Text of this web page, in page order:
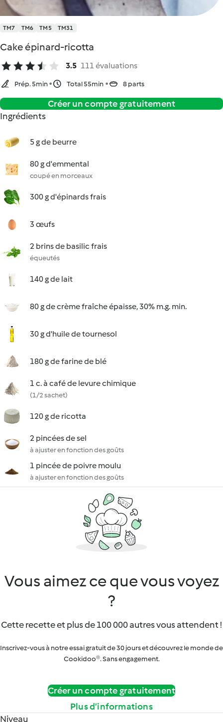
TM7 TM6 TM5 TM31
Cake épinard-ricotta
3.5 111 évaluations
Prép. 5min Total 55min 8 parts
Créer un compte gratuitement
Ingrédients
5 g de beurre
80 g d'emmental
coupé en morceaux
300 g d'épinards frais
3 œufs
2 brins de basilic frais
équeutés
140 g de lait
80 g de crème fraîche épaisse, 30% m.g. min.
30 g d'huile de tournesol
180 g de farine de blé
1 c. à café de levure chimique
(1/2 sachet)
120 g de ricotta
2 pincées de sel
à ajuster en fonction des goûts
1 pincée de poivre moulu
à ajuster en fonction des goûts
Vous aimez ce que vous voyez
?
Cette recette et plus de 100 000 autres vous attendent !
Inscrivez-vous à notre essai gratuit de 30 jours et découvrez le monde de
Cookidoo®. Sans engagement.
Créer un compte gratuitement
Plus d’informations
Niveau